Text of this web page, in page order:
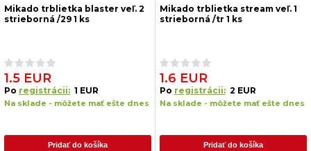
Mikado trblietka blaster veľ. 2
strieborná /29 1 ks
1.5 EUR
Po registrácii: 1 EUR
Na sklade - môžete mať ešte dnes
Pridať do košíka
Mikado trblietka stream veľ. 1
strieborná /tr 1 ks
1.6 EUR
Po registrácii: 2 EUR
Na sklade - môžete mať ešte dnes
Pridať do košíka